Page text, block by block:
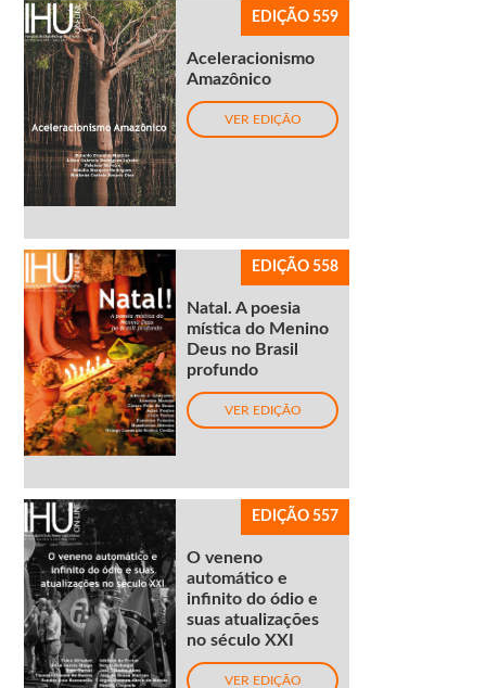
EDIÇÃO 559
Aceleracionismo
Amazônico
VER EDIÇÃO
EDIÇÃO 558
Natal. A poesia
mística do Menino
Deus no Brasil
profundo
VER EDIÇÃO
EDIÇÃO 557
O veneno
automático e
infinito do ódio e
suas atualizações
no século XXI
VER EDIÇÃO